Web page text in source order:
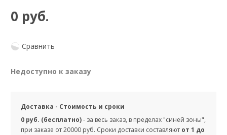
0 руб.
Сравнить
Недоступно к заказу
Доставка - Стоимость и сроки
0 руб. (бесплатно)- за весь заказ, в пределах "синей зоны",
при заказе от 20000 руб. Сроки доставки составляют от 1 до